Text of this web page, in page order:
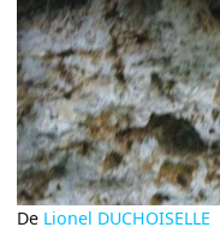
De Lionel DUCHOISELLE